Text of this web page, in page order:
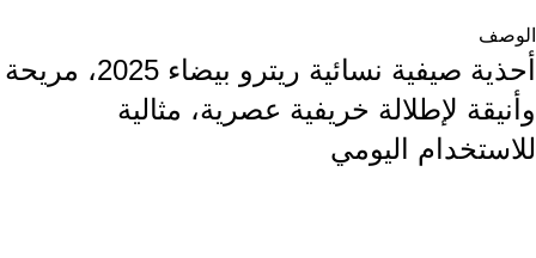
الوصف
أحذية صيفية نسائية ريترو بيضاء 2025، مريحة
وأنيقة لإطلالة خريفية عصرية، مثالية
للاستخدام اليومي